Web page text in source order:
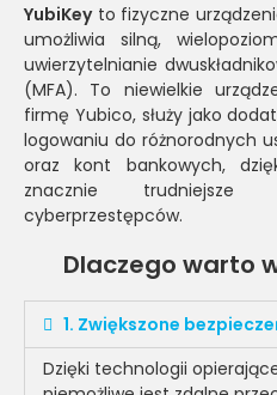
YubiKeyto fizyczne
umożliwia silną,
uwierzytelnianie
(MFA). To niewielkie
firmę Yubico, służy jako
logowaniu do różnorodnych
oraz kont bankowych,
znacznie
cyberprzestępców.
Dlaczego warto
1. Zwiększone
Dzięki technologii